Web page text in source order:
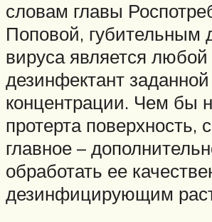
словам главы
Поповой, губительным
вируса является любой
дезинфектант заданной
концентрации. Чем бы
протерта поверхность,
главное –
обработать ее
дезинфицирующим